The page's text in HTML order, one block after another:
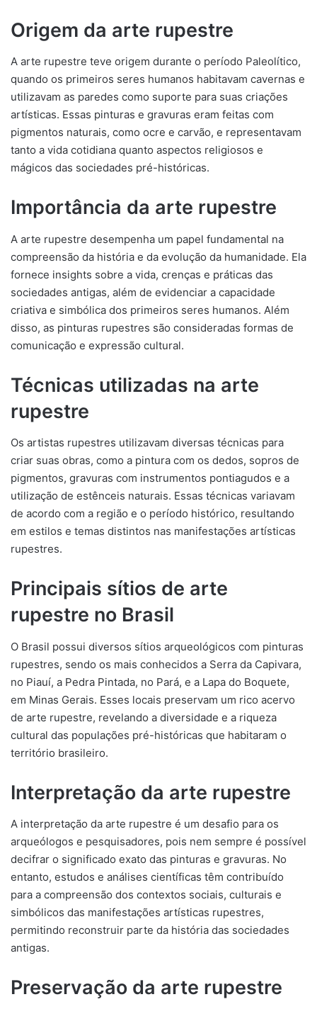
Origem da arte rupestre
A arte rupestre teve origem durante o período Paleolítico,
quando os primeiros seres humanos habitavam cavernas e
utilizavam as paredes como suporte para suas criações
artísticas. Essas pinturas e gravuras eram feitas com
pigmentos naturais, como ocre e carvão, e representavam
tanto a vida cotidiana quanto aspectos religiosos e
mágicos das sociedades pré-históricas.
Importância da arte rupestre
A arte rupestre desempenha um papel fundamental na
compreensão da história e da evolução da humanidade. Ela
fornece insights sobre a vida, crenças e práticas das
sociedades antigas, além de evidenciar a capacidade
criativa e simbólica dos primeiros seres humanos. Além
disso, as pinturas rupestres são consideradas formas de
comunicação e expressão cultural.
Técnicas utilizadas na arte
rupestre
Os artistas rupestres utilizavam diversas técnicas para
criar suas obras, como a pintura com os dedos, sopros de
pigmentos, gravuras com instrumentos pontiagudos e a
utilização de estênceis naturais. Essas técnicas variavam
de acordo com a região e o período histórico, resultando
em estilos e temas distintos nas manifestações artísticas
rupestres.
Principais sítios de arte
rupestre no Brasil
O Brasil possui diversos sítios arqueológicos com pinturas
rupestres, sendo os mais conhecidos a Serra da Capivara,
no Piauí, a Pedra Pintada, no Pará, e a Lapa do Boquete,
em Minas Gerais. Esses locais preservam um rico acervo
de arte rupestre, revelando a diversidade e a riqueza
cultural das populações pré-históricas que habitaram o
território brasileiro.
Interpretação da arte rupestre
A interpretação da arte rupestre é um desafio para os
arqueólogos e pesquisadores, pois nem sempre é possível
decifrar o significado exato das pinturas e gravuras. No
entanto, estudos e análises científicas têm contribuído
para a compreensão dos contextos sociais, culturais e
simbólicos das manifestações artísticas rupestres,
permitindo reconstruir parte da história das sociedades
antigas.
Preservação da arte rupestre